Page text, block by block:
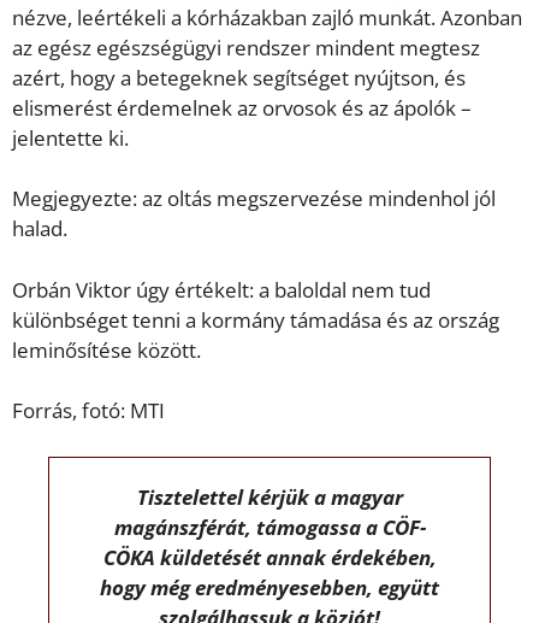
nézve, leértékeli a kórházakban zajló munkát. Azonban
az egész egészségügyi rendszer mindent megtesz
azért, hogy a betegeknek segítséget nyújtson, és
elismerést érdemelnek az orvosok és az ápolók –
jelentette ki.
Megjegyezte: az oltás megszervezése mindenhol jól
halad.
Orbán Viktor úgy értékelt: a baloldal nem tud
különbséget tenni a kormány támadása és az ország
leminősítése között.
Forrás, fotó: MTI
Tisztelettel kérjük a magyar
magánszférát, támogassa a CÖF-
CÖKA küldetését annak érdekében,
hogy még eredményesebben, együtt
szolgálhassuk a közjót!